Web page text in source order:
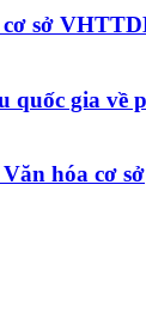
sở
quốc gia về
hóa cơ sở